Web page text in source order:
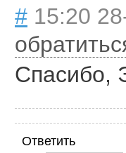
# 15:20
Спасибо,
Ответить